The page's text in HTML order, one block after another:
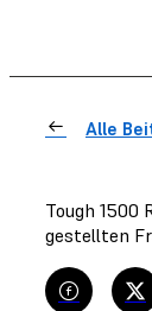
Alle
Tough 1500
gestellten